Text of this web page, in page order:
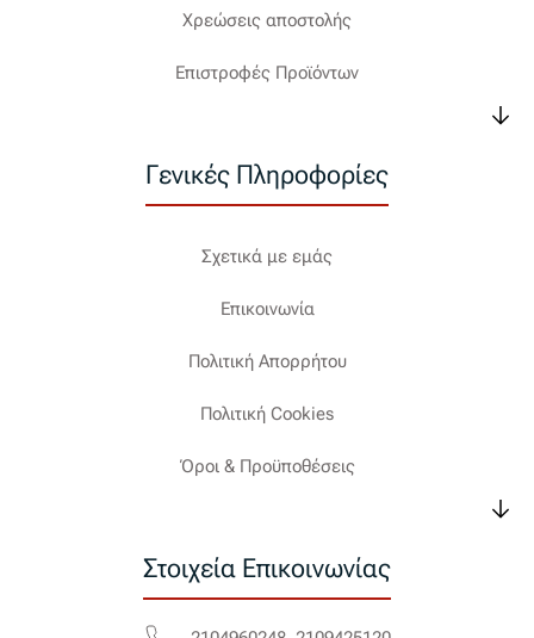
Χρεώσεις αποστολής
Επιστροφές Προϊόντων
Γενικές Πληροφορίες
Σχετικά με εμάς
Επικοινωνία
Πολιτική Απορρήτου
Πολιτική Cookies
Όροι & Προϋποθέσεις
Στοιχεία Επικοινωνίας